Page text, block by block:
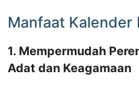
Manfaat Kalender
1. Mempermudah
Adat dan Keagamaan